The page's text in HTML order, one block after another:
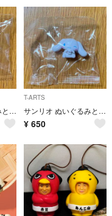
サンリオ ぬいぐるみといっしょ フィギュア2 【クロミ】
T-ARTS
サンリオ ぬいぐるみといっしょ フィギュア2 【シナモンロール】
¥ 650